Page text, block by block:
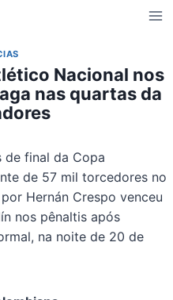
Nacional nos
nas quartas da
de final da Copa
de 57 mil torcedores no
Hernán Crespo venceu
nos pênaltis após
na noite de 20 de